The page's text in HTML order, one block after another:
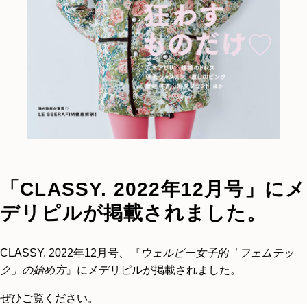
「CLASSY. 2022年12月号」にメ
デリピルが掲載されました。
CLASSY. 2022年12月号、『 ウェルビー女子的「フェムテッ
ク」の始め方』にメデリピルが掲載されました。
ぜひご覧ください。